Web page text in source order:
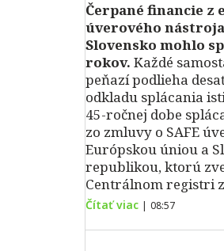
Čerpané financie z
úverového nástroja
Slovensko mohlo
rokov. Každé
peňazí podlieha
odkladu splácania
45-ročnej dobe
zo zmluvy o SAFE
Európskou úniou a
republikou, ktorú
Centrálnom registri
Čítať viac | 08:57